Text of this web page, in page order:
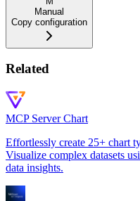
Manual
Copy configuration
Related
MCP Server Chart
Effortlessly create 25+ chart
Visualize complex datasets
data insights.